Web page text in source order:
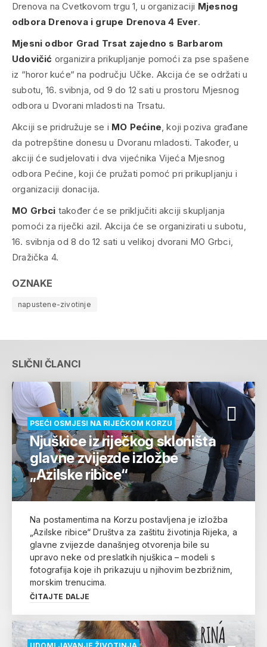
Drenova na Cvetkovom trgu 1, u organizaciji Mjesnog
odbora Drenova i grupe Drenova 4 Ever.
Mjesni odbor Grad Trsat zajedno s Barbarom
Udovičić organizira prikupljanje pomoći za pse spašene
iz “horor kuće“ na području Učke. Akcija će se održati u
subotu, 16. svibnja, od 9 do 12 sati u prostoru Mjesnog
odbora u Dvorani mladosti na Trsatu.
Akciji se pridružuje se i MO Pećine, koji poziva građane
da potrepštine donesu u Dvoranu mladosti. Također, u
akciji će sudjelovati i dva vijećnika Vijeća Mjesnog
odbora Pećine, koji će pružati pomoć pri prikupljanju i
organizaciji donacija.
MO Grbci također će se priključiti akciji skupljanja
pomoći za riječki azil. Akcija će se organizirati u subotu,
16. svibnja od 8 do 12 sati u velikoj dvorani MO Grbci,
Dražička 4.
OZNAKE
napustene-zivotinje
SLIČNI ČLANCI
PSEĆI OSMJESI NA RIJEČKOM KORZU
Njuškice iz riječkog skloništa
glavne zvijezde izložbe
„Azilske ribice“
Na postamentima na Korzu postavljena je izložba
„Azilske ribice“ Društva za zaštitu životinja Rijeka, a
glavne zvijezde današnjeg otvorenja bile su
upravo neke od preslatkih njuškica – modeli s
fotografija koje ih prikazuju u njihovim bezbrižnim,
morskim trenucima.
ČITAJTE DALJE